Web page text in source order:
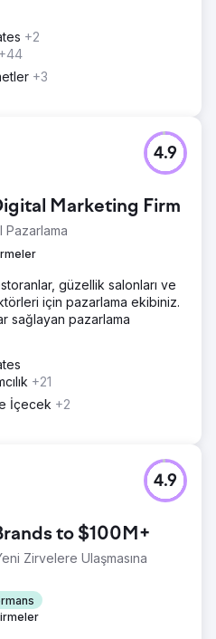
+2
+44
+3
Marketing Firm
Pazarlama
4.9
güzellik salonları ve
için pazarlama ekibiniz.
sağlayan pazarlama
+21
İçecek +2
to $100M+
Zirvelere Ulaşmasına
4.9